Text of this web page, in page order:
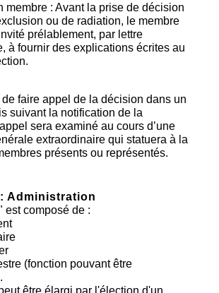
membre : Avant la prise de décision
ou de radiation, le membre
prélablement, par lettre
à fournir des explications écrites au
de faire appel de la décision dans un
suivant la notification de la
sera examiné au cours d’une
extraordinaire qui statuera à la
présents ou représentés.
Administration
est composé de :
(fonction pouvant être
être élargi par l'élection d'un